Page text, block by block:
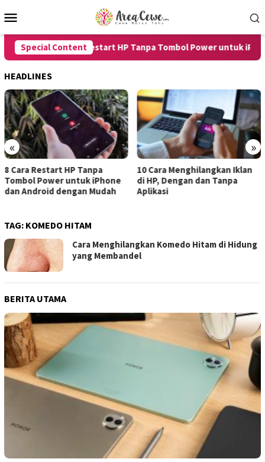
to
Menu
Special Content
8 Cara Restart HP Tanpa Tombol Power untuk iPhone
HEADLINES
« »
10 Cara Menghilangkan Iklan
di HP, Dengan dan Tanpa
Aplikasi
7 Cara Merekam Suara
untuk Android dan
TAG: KOMEDO HITAM
Cara Menghilangkan Komedo Hitam di Hidung
yang Membandel
BERITA UTAMA